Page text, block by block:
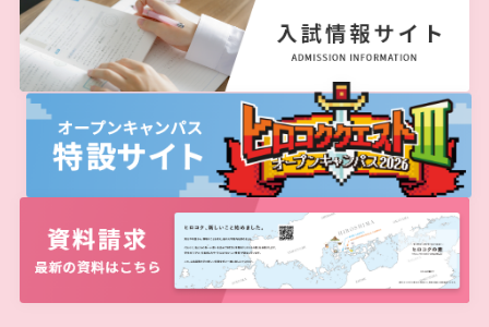
学外からのつかいかた
看護師・保健師国家試験対策
活動とイベント
学生図書委員の活動
広国LMS